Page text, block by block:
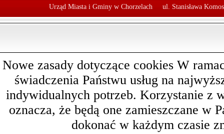
Urząd Miasta i Gminy w Chorzelach ul. Stanisława
Nowe zasady dotyczące cookies W
świadczenia Państwu usług na
indywidualnych potrzeb. Korzystanie z
oznacza, że będą one zamieszczane w
dokonać w każdym czasie